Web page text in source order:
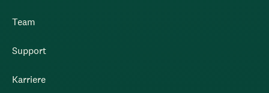
Team
Support
Karriere